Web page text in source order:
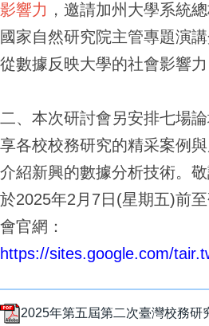
影響力 ，邀請加州大學系統
國家自然研究院主管專題演
從數據反映大學的社會影響力
二、本次研討會另安排七場
享各校校務研究的精采案例
介紹新興的數據分析技術。
於2025年2月7日(星期五)前
會官網：
https://sites.google.com/
2025年第五屆第二次臺灣校務研